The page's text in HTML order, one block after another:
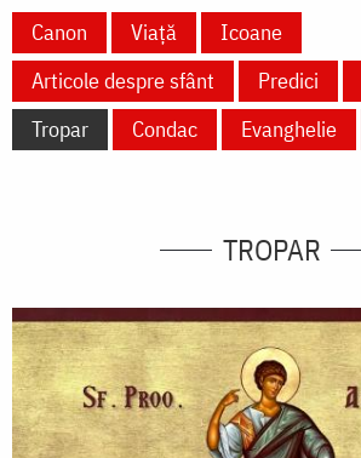
Canon Viață
Icoane
Articole despre sfânt
Predici
Tropar
Condac Evanghelie
TROPAR